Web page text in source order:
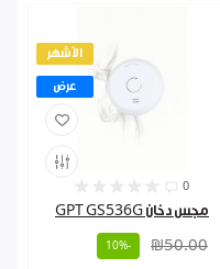
الأشهر
عرض
0
مجس دخان GPT GS536G
₪50.00
-10%